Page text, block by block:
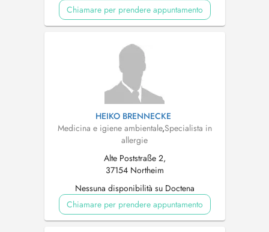
Chiamare per prendere appuntamento
HEIKO BRENNECKE
Medicina e igiene ambientale,Specialista in
allergie
Alte Poststraße 2,
37154 Northeim
Nessuna disponibilità su Doctena
Chiamare per prendere appuntamento